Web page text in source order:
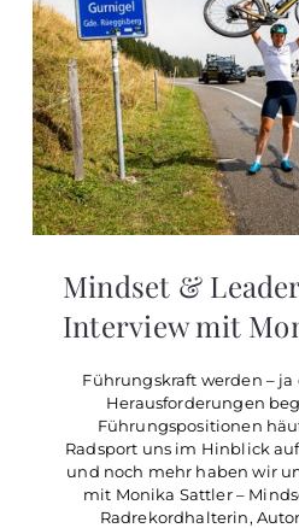
Mindset &
Interview mit
Führungskraft werden – ja
Herausforderungen
Führungspositionen
Radsport uns im Hinblick
und noch mehr haben wir
mit Monika Sattler –
Radrekordhalterin,